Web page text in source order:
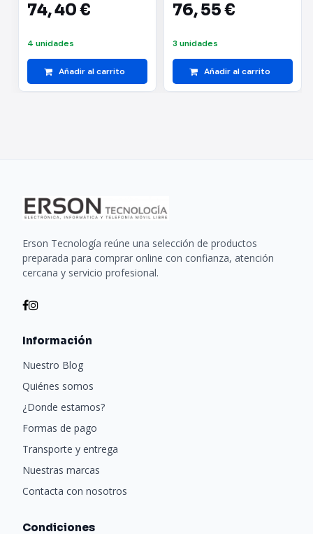
74,40 €
4 unidades
Añadir al carrito
76,55 €
3 unidades
Añadir al carrito
Erson Tecnología reúne una selección de productos
preparada para comprar online con confianza, atención
cercana y servicio profesional.
Información
Nuestro Blog
Quiénes somos
¿Donde estamos?
Formas de pago
Transporte y entrega
Nuestras marcas
Contacta con nosotros
Condiciones